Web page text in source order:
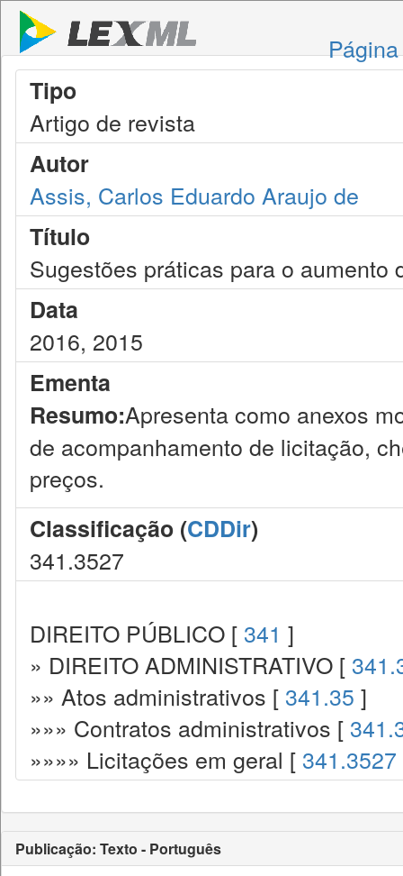
Tipo
Artigo de revista
Autor
Assis, Carlos Eduardo Araujo de
Título
Sugestões práticas para o
Data
2016, 2015
Ementa
Resumo:Apresenta como anexos
de acompanhamento de licitação,
preços.
Classificação (CDDir)
341.3527
DIREITO PÚBLICO [ 341 ]
» DIREITO ADMINISTRATIVO [
»» Atos administrativos [ 341.35 ]
»»» Contratos administrativos [
»»»» Licitações em geral [ 341.3527
Publicação: Texto - Português